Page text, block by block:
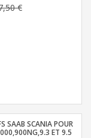
€
SAAB SCANIA POUR
ET 9.5